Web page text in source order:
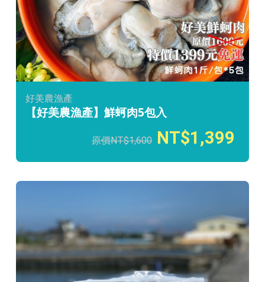
好美農漁產
【好美農漁產】鮮蚵肉5包入
1,600 1,399